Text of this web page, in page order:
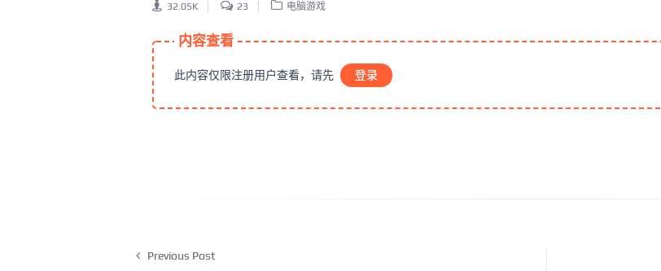
32.05K 23 电脑游戏
内容查看
此内容仅限注册用户查看，请先 登录
Previous Post